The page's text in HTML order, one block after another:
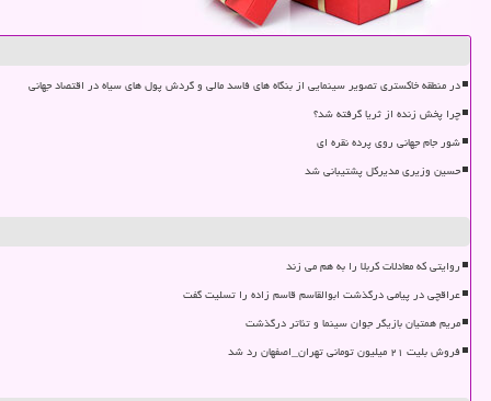
در منطقه خاکستری تصویر سینمایی از بنگاه های فاسد مالی و گردش پول های سیاه در اقتصاد جهانی
چرا پخش زنده از ثریا گرفته شد؟
شور جام جهانی روی پرده نقره ای
حسین وزیری مدیرکل پشتیبانی شد
روایتی که معادلات کربلا را به هم می زند
عراقچی در پیامی درگذشت ابوالقاسم قاسم زاده را تسلیت گفت
مریم همتیان بازیگر جوان سینما و تئاتر درگذشت
فروش بلیت ۲۱ میلیون تومانی تهران_اصفهان رد شد